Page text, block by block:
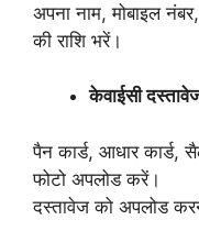
अपना नाम, मोबाइल
की राशि भरें।
केवाईसी
पैन कार्ड, आधार कार्ड,
फोटो अपलोड करें।
दस्तावेज को अपलोड